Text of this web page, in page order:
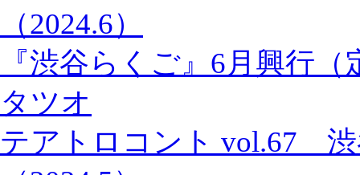
（2024.6）
『渋谷らくご』6月興行
タツオ
テアトロコント vol.67